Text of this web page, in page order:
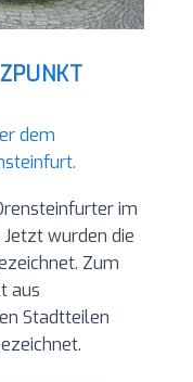
dem
im
wurden die
Zum
aus
Stadtteilen